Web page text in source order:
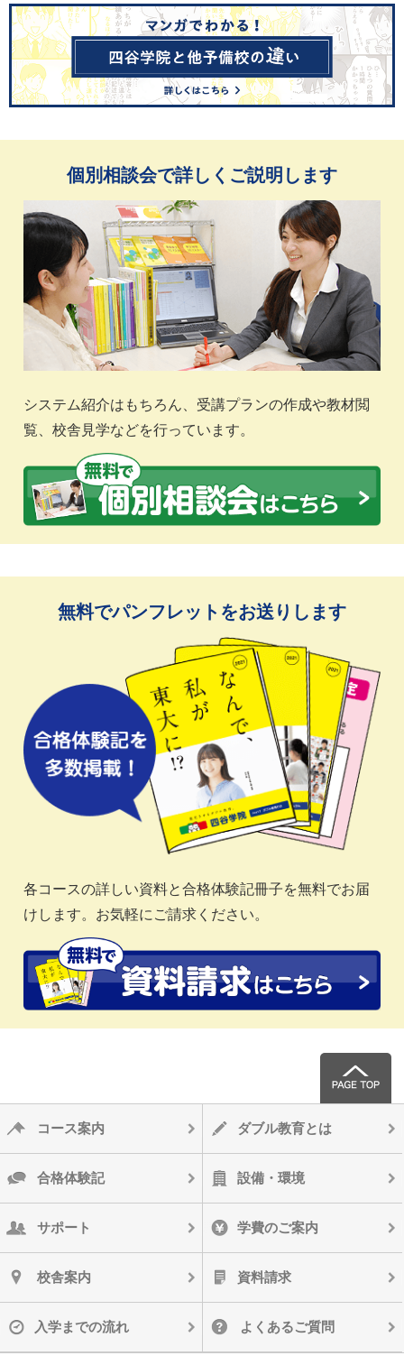
個別相談会で詳しくご説明します
システム紹介はもちろん、受講プランの作成や教材閲
覧、校舎見学などを行っています。
無料でパンフレットをお送りします
各コースの詳しい資料と合格体験記冊子を無料でお届
けします。お気軽にご請求ください。
コース案内 ダブル教育とは
合格体験記 設備・環境
サポート 学費のご案内
校舎案内 資料請求
入学までの流れ よくあるご質問